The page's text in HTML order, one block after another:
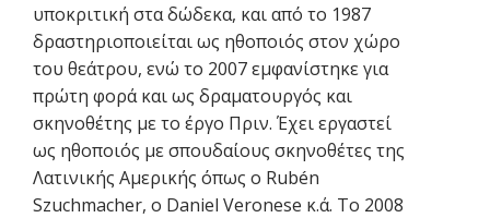
υποκριτική στα δώδεκα, και από το 1987
δραστηριοποιείται ως ηθοποιός στον χώρο
του θεάτρου, ενώ το 2007 εμφανίστηκε για
πρώτη φορά και ως δραματουργός και
σκηνοθέτης με το έργο Πριν. Έχει εργαστεί
ως ηθοποιός με σπουδαίους σκηνοθέτες της
Λατινικής Αμερικής όπως ο Rubén
Szuchmacher, ο Daniel Veronese κ.ά. Το 2008